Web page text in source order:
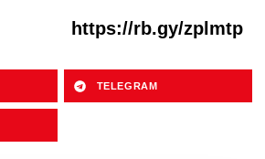
https://rb.gy/zplmtp
TELEGRAM